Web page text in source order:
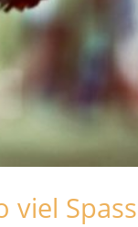
viel Spass